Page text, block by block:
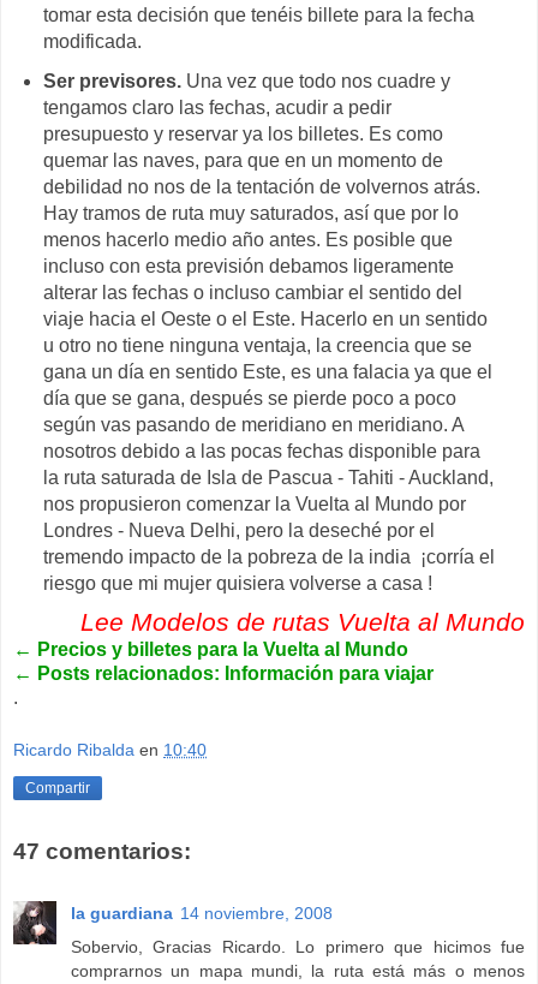
tomar esta decisión que tenéis billete para la fecha
modificada.
Ser previsores.Una vez que todo nos cuadre y
tengamos claro las fechas, acudir a pedir
presupuesto y reservar ya los billetes. Es como
quemar las naves, para que en un momento de
debilidad no nos de la tentación de volvernos atrás.
Hay tramos de ruta muy saturados, así que por lo
menos hacerlo medio año antes. Es posible que
incluso con esta previsión debamos ligeramente
alterar las fechas o incluso cambiar el sentido del
viaje hacia el Oeste o el Este. Hacerlo en un sentido
u otro no tiene ninguna ventaja, la creencia que se
gana un día en sentido Este, es una falacia ya que el
día que se gana, después se pierde poco a poco
según vas pasando de meridiano en meridiano. A
nosotros debido a las pocas fechas disponible para
la ruta saturada de Isla de Pascua - Tahiti - Auckland,
nos propusieron comenzar la Vuelta al Mundo por
Londres - Nueva Delhi, pero la deseché por el
tremendo impacto de la pobreza de la india ¡corría el
riesgo que mi mujer quisiera volverse a casa !
Lee Modelos de rutas Vuelta al Mundo
← Precios y billetes para la Vuelta al Mundo
← Posts relacionados: Información para viajar
.
Ricardo Ribalda en 10:40
Compartir
47 comentarios:
la guardiana 14 noviembre, 2008
Sobervio, Gracias Ricardo. Lo primero que hicimos fue
comprarnos un mapa mundi, la ruta está más o menos